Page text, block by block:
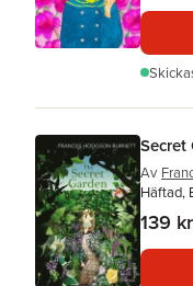
Secret
Av
Häftad,
139 kr